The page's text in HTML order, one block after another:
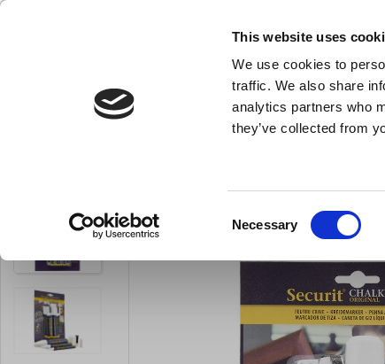
This website uses
We use cookies to
traffic. We also share
analytics partners who
they’ve collected from
Necessary
- Køkkenudstyr til professionelle og
Køkkenredskaber